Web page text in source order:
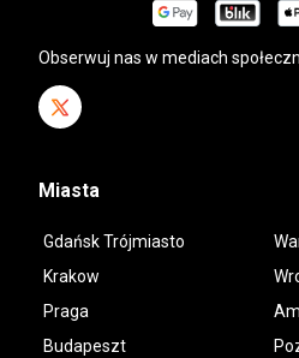
Obserwuj nas w mediach
Miasta
Gdańsk Trójmiasto
Krakow
Praga
Budapeszt